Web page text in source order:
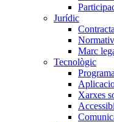
Jurídic
Marc
Tecnològic
Xarxes